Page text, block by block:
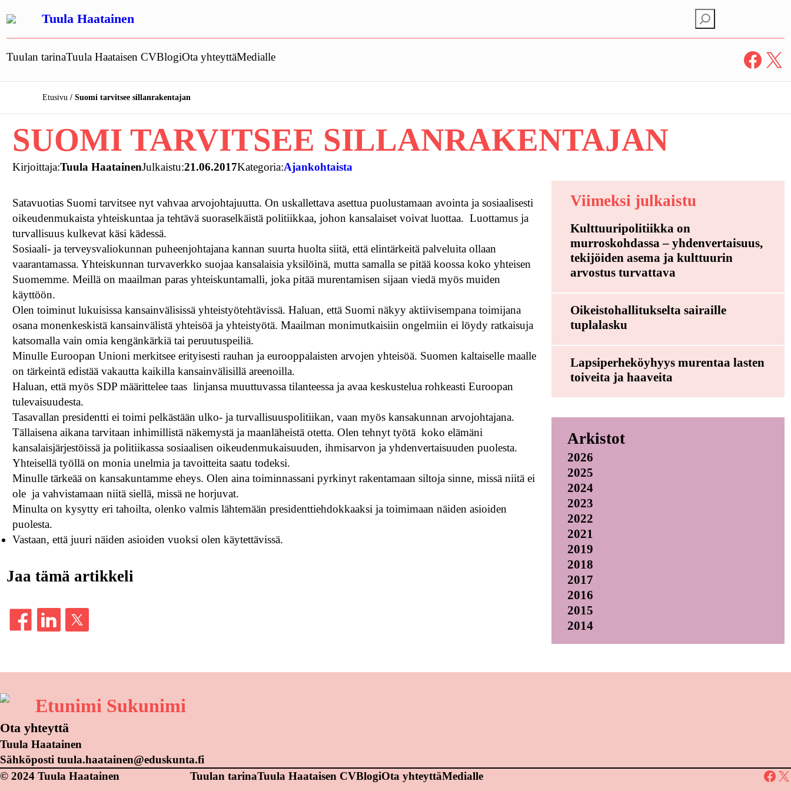
sisältöön
Tuula Haatainen
E
t
Tuulan tarinaTuula Haataisen CVBlogiOta yhteyttäMedialle Facebook X
Etusivu Suomi tarvitsee sillanrakentajan
SUOMI TARVITSEE SILLANRAKENTAJAN
Kirjoittaja:Tuula HaatainenJulkaistu:21.06.2017Kategoria:Ajankohtaista
Satavuotias Suomi tarvitsee nyt vahvaa arvojohtajuutta. On uskallettava asettua puolustamaan avointa ja sosiaalisesti
oikeudenmukaista yhteiskuntaa ja tehtävä suoraselkäistä politiikkaa, johon kansalaiset voivat luottaa. Luottamus ja
turvallisuus kulkevat käsi kädessä.
Sosiaali- ja terveysvaliokunnan puheenjohtajana kannan suurta huolta siitä, että elintärkeitä palveluita ollaan
vaarantamassa. Yhteiskunnan turvaverkko suojaa kansalaisia yksilöinä, mutta samalla se pitää koossa koko yhteisen
Suomemme. Meillä on maailman paras yhteiskuntamalli, joka pitää murentamisen sijaan viedä myös muiden
käyttöön.
Olen toiminut lukuisissa kansainvälisissä yhteistyötehtävissä. Haluan, että Suomi näkyy aktiivisempana toimijana
osana monenkeskistä kansainvälistä yhteisöä ja yhteistyötä. Maailman monimutkaisiin ongelmiin ei löydy ratkaisuja
katsomalla vain omia kengänkärkiä tai peruutuspeiliä.
Minulle Euroopan Unioni merkitsee erityisesti rauhan ja eurooppalaisten arvojen yhteisöä. Suomen kaltaiselle maalle
on tärkeintä edistää vakautta kaikilla kansainvälisillä areenoilla.
Haluan, että myös SDP määrittelee taas linjansa muuttuvassa tilanteessa ja avaa keskustelua rohkeasti Euroopan
tulevaisuudesta.
Tasavallan presidentti ei toimi pelkästään ulko- ja turvallisuuspolitiikan, vaan myös kansakunnan arvojohtajana.
Tällaisena aikana tarvitaan inhimillistä näkemystä ja maanläheistä otetta. Olen tehnyt työtä koko elämäni
kansalaisjärjestöissä ja politiikassa sosiaalisen oikeudenmukaisuuden, ihmisarvon ja yhdenvertaisuuden puolesta.
Yhteisellä työllä on monia unelmia ja tavoitteita saatu todeksi.
Minulle tärkeää on kansakuntamme eheys. Olen aina toiminnassani pyrkinyt rakentamaan siltoja sinne, missä niitä ei
ole ja vahvistamaan niitä siellä, missä ne horjuvat.
Minulta on kysytty eri tahoilta, olenko valmis lähtemään presidenttiehdokkaaksi ja toimimaan näiden asioiden
puolesta.
Vastaan, että juuri näiden asioiden vuoksi olen käytettävissä.
Jaa tämä artikkeli
Viimeksi julkaistu
Kulttuuripolitiikka on
murroskohdassa – yhdenvertaisuus,
tekijöiden asema ja kulttuurin
arvostus turvattava
Oikeistohallitukselta sairaille
tuplalasku
Lapsiperheköyhyys murentaa lasten
toiveita ja haaveita
Arkistot
2026
2025
2024
2023
2022
2021
2019
2018
2017
2016
2015
2014
Etunimi Sukunimi
Ota yhteyttä
Tuula Haatainen
Sähköposti tuula.haatainen@eduskunta.fi
© 2024 Tuula Haatainen
Tuulan tarinaTuula Haataisen CVBlogiOta yhteyttäMedialle Facebook X